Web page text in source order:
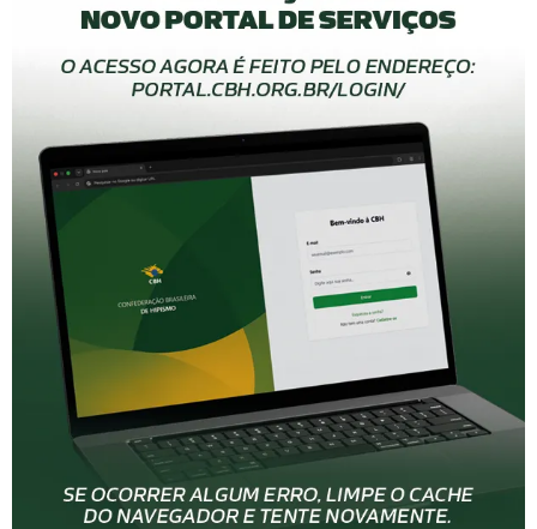
Devon Maitozo competindo nos Jogos Equestres
Mundiais 2010 em Kentucky (EUA), integrando a equipe
norte-americana que levou o inédito ouro; foto: Dirk
Caremans
Nos dez Campeonatos Mundiais que competiu desde
1992, Devon subiu ao pódio em sete ocasiões. Foi bronze
em 1996 (Kaposvar, Hungária), 2000 (Manheim,
Alemanha) e foi muito bem em 2002 (Jerez, Espanha).
Mas o seu sonho maior se tornou realidade com a